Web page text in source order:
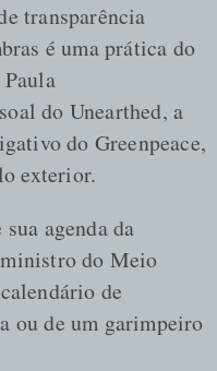
transparência
é uma prática do
do Unearthed, a
do Greenpeace,
exterior.
agenda da
do Meio
de
ou de um garimpeiro